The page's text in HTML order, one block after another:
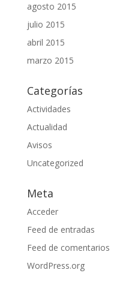
agosto 2015
julio 2015
abril 2015
marzo 2015
Categorías
Actividades
Actualidad
Avisos
Uncategorized
Meta
Acceder
Feed de entradas
Feed de comentarios
WordPress.org